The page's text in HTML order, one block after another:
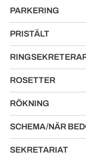
PARKERING
PRISTÄLT
ROSETTER
RÖKNING
SCHEMA/NÄR
SEKRETARIAT